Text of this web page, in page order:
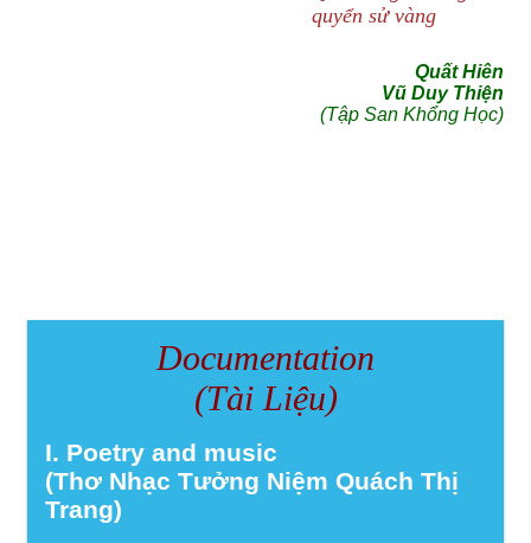
quyển sử vàng
Quất Hiên
Vũ Duy Thiện
(Tập San Khổng Học)
Documentation
(Tài Liệu)
I. Poetry and music
(Thơ Nhạc Tưởng Niệm Quách Thị
Trang)